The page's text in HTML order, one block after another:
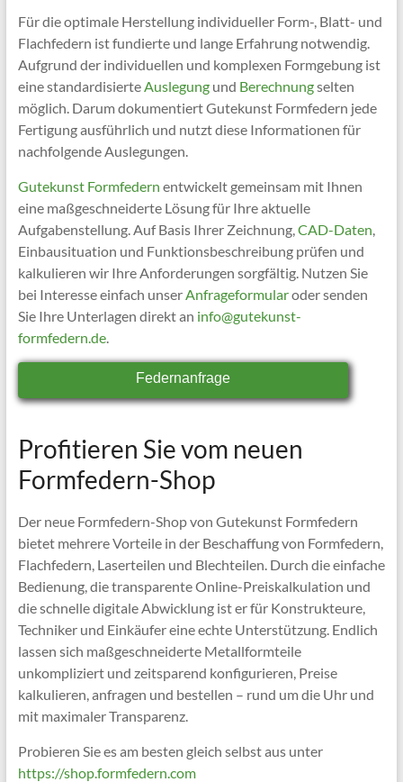
Für die optimale Herstellung individueller Form-, Blatt- und
Flachfedern ist fundierte und lange Erfahrung notwendig.
Aufgrund der individuellen und komplexen Formgebung ist
eine standardisierte Auslegungund Berechnungselten
möglich. Darum dokumentiert Gutekunst Formfedern jede
Fertigung ausführlich und nutzt diese Informationen für
nachfolgende Auslegungen.
Gutekunst Formfedern entwickelt gemeinsam mit Ihnen
eine maßgeschneiderte Lösung für Ihre aktuelle
Aufgabenstellung. Auf Basis Ihrer Zeichnung, CAD-Daten
Einbausituation und Funktionsbeschreibung prüfen und
kalkulieren wir Ihre Anforderungen sorgfältig. Nutzen Sie
bei Interesse einfach unser Anfrageformularoder senden
Sie Ihre Unterlagen direkt an info@gutekunst-
formfedern.de.
Federnanfrage
Profitieren Sie vom neuen
Formfedern-Shop
Der neue Formfedern-Shop von Gutekunst Formfedern
bietet mehrere Vorteile in der Beschaffung von Formfedern,
Flachfedern, Laserteilen und Blechteilen. Durch die einfache
Bedienung, die transparente Online-Preiskalkulation und
die schnelle digitale Abwicklung ist er für Konstrukteure,
Techniker und Einkäufer eine echte Unterstützung. Endlich
lassen sich maßgeschneiderte Metallformteile
unkompliziert und zeitsparend konfigurieren, Preise
kalkulieren, anfragen und bestellen – rund um die Uhr und
mit maximaler Transparenz.
Probieren Sie es am besten gleich selbst aus unter
https://shop.formfedern.com